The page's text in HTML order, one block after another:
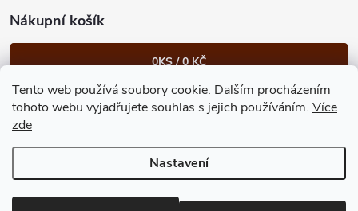
Tento web používá soubory cookie. Dalším procházením
tohoto webu vyjadřujete souhlas s jejich používáním. Více
zde
Nastavení
Nákupní košík
0KS /0 KČ
Heureka.cz Facebook Instagram Bonvolo - přidej se taky
GastroKlub.cz. Všechna práva vyhrazena.
nastavení cookies